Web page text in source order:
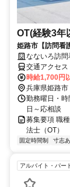
OT(経験3年
姫路市【訪問看
調、業務拡大
なないろ訪
交通アクセ
時給1,700円
兵庫県姫路市
勤務曜日・
日～応相談
募集要項 職
法士（OT）
固定時間制 寸志
アルバイト・パー